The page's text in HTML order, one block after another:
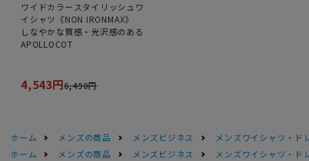
ワイドカラースタイリッシュワ
イシャツ《NON IRONMAX》
しなやかな質感・光沢感のある
APOLLOCOT
4,543円6,490円
ホーム メンズの商品 メンズビジネス
メンズワイシャツ・ド
ホーム
メンズの商品 メンズビジネス
メンズワイシャツ・ド